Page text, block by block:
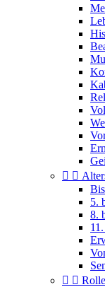
 
5.
8.
 